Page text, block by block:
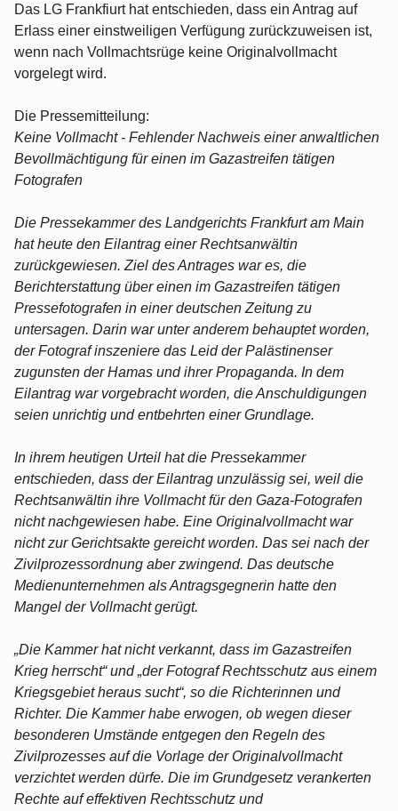
Das LG Frankfiurt hat entschieden, dass ein Antrag auf
Erlass einer einstweiligen Verfügung zurückzuweisen ist,
wenn nach Vollmachtsrüge keine Originalvollmacht
vorgelegt wird.
Die Pressemitteilung:
Keine Vollmacht - Fehlender Nachweis einer anwaltlichen
Bevollmächtigung für einen im Gazastreifen tätigen
Fotografen
Die Pressekammer des Landgerichts Frankfurt am Main
hat heute den Eilantrag einer Rechtsanwältin
zurückgewiesen. Ziel des Antrages war es, die
Berichterstattung über einen im Gazastreifen tätigen
Pressefotografen in einer deutschen Zeitung zu
untersagen. Darin war unter anderem behauptet worden,
der Fotograf inszeniere das Leid der Palästinenser
zugunsten der Hamas und ihrer Propaganda. In dem
Eilantrag war vorgebracht worden, die Anschuldigungen
seien unrichtig und entbehrten einer Grundlage.
In ihrem heutigen Urteil hat die Pressekammer
entschieden, dass der Eilantrag unzulässig sei, weil die
Rechtsanwältin ihre Vollmacht für den Gaza-Fotografen
nicht nachgewiesen habe. Eine Originalvollmacht war
nicht zur Gerichtsakte gereicht worden. Das sei nach der
Zivilprozessordnung aber zwingend. Das deutsche
Medienunternehmen als Antragsgegnerin hatte den
Mangel der Vollmacht gerügt.
„Die Kammer hat nicht verkannt, dass im Gazastreifen
Krieg herrscht“ und „der Fotograf Rechtsschutz aus einem
Kriegsgebiet heraus sucht“, so die Richterinnen und
Richter. Die Kammer habe erwogen, ob wegen dieser
besonderen Umstände entgegen den Regeln des
Zivilprozesses auf die Vorlage der Originalvollmacht
verzichtet werden dürfe. Die im Grundgesetz verankerten
Rechte auf effektiven Rechtsschutz und